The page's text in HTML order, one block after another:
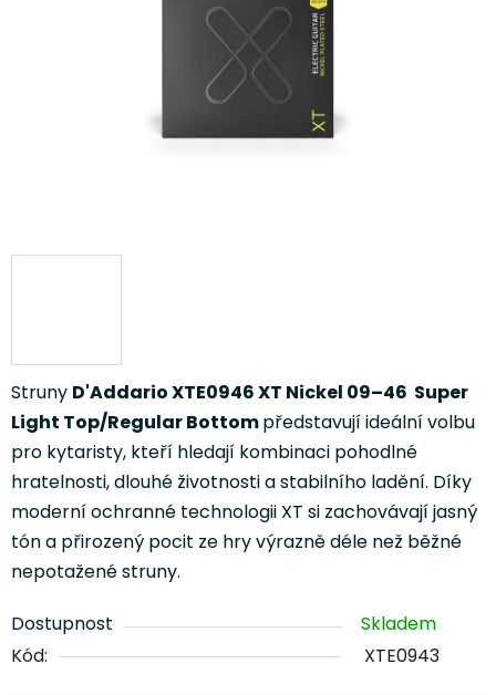
Struny D'AddarioXTE0946 XT Nickel 09–46 Super
Light Top/Regular Bottompředstavují ideální volbu
pro kytaristy, kteří hledají kombinaci pohodlné
hratelnosti, dlouhé životnosti a stabilního ladění. Díky
moderní ochranné technologii XT si zachovávají jasný
tón a přirozený pocit ze hry výrazně déle než běžné
nepotažené struny.
Dostupnost
Skladem
Kód:
XTE0943